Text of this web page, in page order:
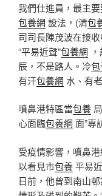
我們仕進員，最主
包養網 設法，(清包
司司長陳茂波在接
“平易近聲”包養網
辰，不是路人。冷
有汗包養網 水、有
噴鼻港特區當包養
心面臨包養網 面”專
受疫情影響，噴鼻
以看見市包養平易
日前，他曾到南山